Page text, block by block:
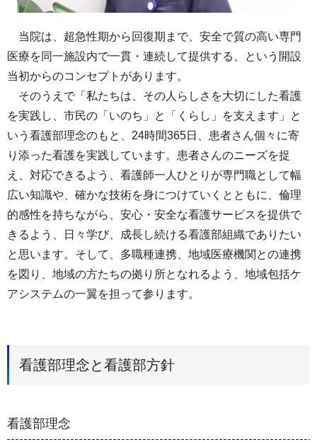
当院は、超急性期から回復期まで、安全で質の高い専門
医療を同一施設内で一貫・連続して提供する、という開設
当初からのコンセプトがあります。
そのうえで「私たちは、その人らしさを大切にした看護
を実践し、市民の「いのち」と「くらし」を支えます」と
いう看護部理念のもと、24時間365日、患者さん個々に寄
り添った看護を実践しています。患者さんのニーズを捉
え、対応できるよう、看護師一人ひとりが専門職として幅
広い知識や、確かな技術を身につけていくとともに、倫理
的感性を持ちながら、安心・安全な看護サービスを提供で
きるよう、日々学び、成長し続ける看護部組織でありたい
と思います。そして、多職種連携、地域医療機関との連携
を図り、地域の方たちの拠り所となれるよう、地域包括ケ
アシステムの一翼を担って参ります。
看護部理念と看護部方針
看護部理念